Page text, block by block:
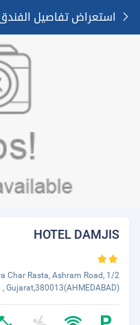
استعراض تفاصيل
HOTEL DAMJIS
Char Rasta, Ashram Road,
Gujarat,380013(AHMEDABAD)